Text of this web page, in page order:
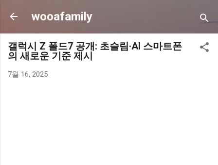
기본 콘텐츠로 건너뛰기
wooafamily
갤럭시 Z 폴드7 공개: 초슬림·AI 스마트폰
의 새로운 기준 제시
7월 16, 2025